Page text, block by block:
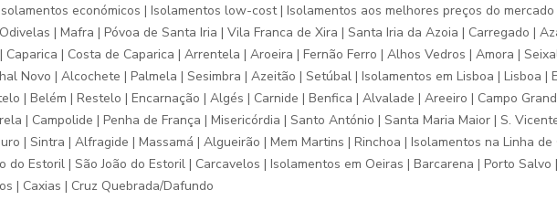
económicos | Isolamentos low-cost | Isolamentos aos melhores preços do mercado
| Mafra | Póvoa de Santa Iria | Vila Franca de Xira | Santa Iria da Azoia | Carregado |
| Costa de Caparica | Arrentela | Aroeira | Fernão Ferro | Alhos Vedros | Amora |
Novo | Alcochete | Palmela | Sesimbra | Azeitão | Setúbal | Isolamentos em Lisboa | Lisboa |
| Belém | Restelo | Encarnação | Algés | Carnide | Benfica | Alvalade | Areeiro | Campo
| Campolide | Penha de França | Misericórdia | Santo António | Santa Maria Maior | S.
| Sintra | Alfragide | Massamá | Algueirão | Mem Martins | Rinchoa | Isolamentos na Linha de
Estoril | São João do Estoril | Carcavelos | Isolamentos em Oeiras | Barcarena | Porto Salvo
| Caxias | Cruz Quebrada/Dafundo